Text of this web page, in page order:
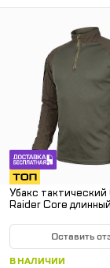
Убакс
Raider Core
Оставить
В НАЛИЧИИ